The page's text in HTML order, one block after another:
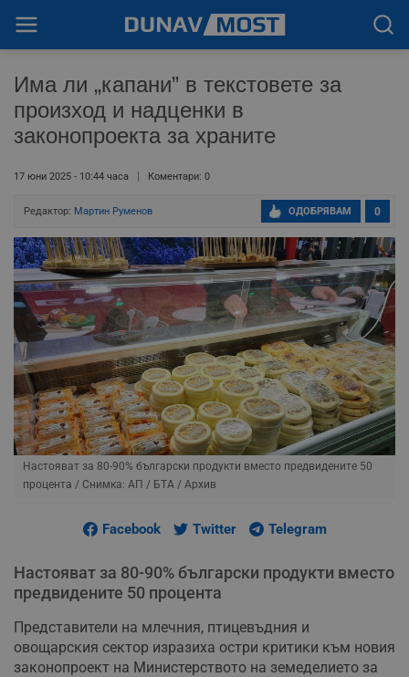
Има ли „капани” в текстовете за
произход и надценки в
законопроекта за храните
17 юни 2025 - 10:44 часа Коментари: 0
Редактор: Мартин Руменов 0
ОДОБРЯВАМ
Настояват за 80-90% български продукти вместо предвидените 50
процента / Снимка: АП / БТА / Архив
Facebook Twitter Telegram
Настояват за 80-90% български продукти вместо
предвидените 50 процента
Представители на млечния, птицевъдния и
овощарския сектор изразиха остри критики към новия
законопроект на Министерството на земеделието за